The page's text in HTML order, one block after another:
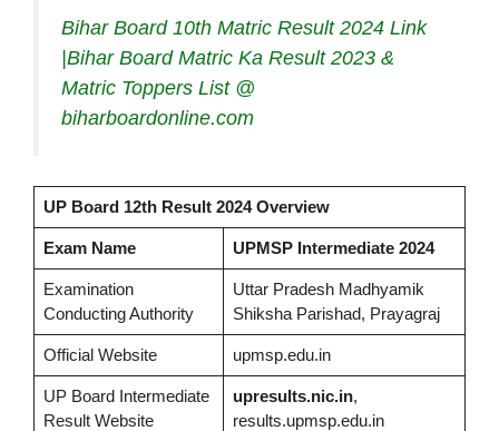
Bihar Board 10th Matric Result 2024 Link
|Bihar Board Matric Ka Result 2023 &
Matric Toppers List @
biharboardonline.com
UP Board 12th Result 2024 Overview
Exam Name UPMSP Intermediate 2024
Examination
Conducting Authority
Uttar Pradesh Madhyamik
Shiksha Parishad, Prayagraj
Official Website upmsp.edu.in
UP Board Intermediate
Result Website
upresults.nic.in,
results.upmsp.edu.in